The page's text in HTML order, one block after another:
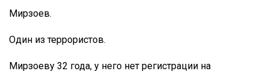
Мирзоев.
Один из террористов.
Мирзоеву 32 года, у него нет регистрации на